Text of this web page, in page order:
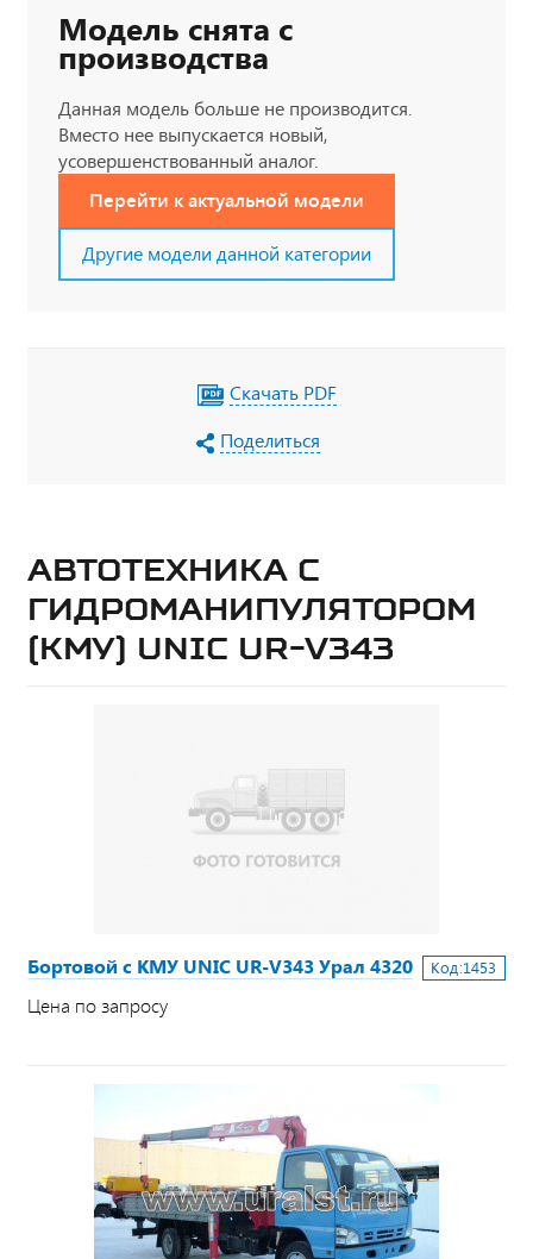
Модель снята с
производства
Данная модель больше не производится.
Вместо нее выпускается новый,
усовершенствованный аналог.
Перейти к актуальной модели
Другие модели данной категории
Скачать PDF
Поделиться
АВТОТЕХНИКА С
ГИДРОМАНИПУЛЯТОРОМ
(КМУ) UNIC UR-V343
Бортовой с КМУ UNIC UR-V343 Урал 4320 Код:1453
Цена по запросу